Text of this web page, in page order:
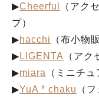
▶︎Cheerful
（アク
プ）
▶︎hacchi
（布小物
▶︎ LIGENTA
（アク
▶︎miara
（ミニチ
▶︎YuA * chaku
（